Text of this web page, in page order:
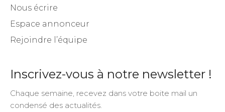
Nous écrire
Espace annonceur
Rejoindre l’équipe
Inscrivez-vous à notre newsletter !
Chaque semaine, recevez dans votre boite mail un
condensé des actualités.